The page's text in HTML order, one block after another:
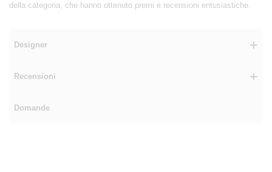
della categoria, che hanno ottenuto premi e recensioni entusiastiche.
Designer
Recensioni
Domande